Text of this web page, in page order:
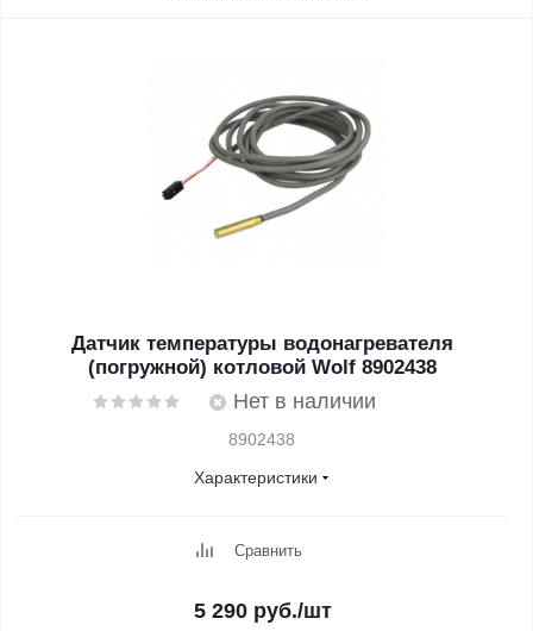
Датчик температуры водонагревателя
(погружной) котловой Wolf 8902438
Нет в наличии
8902438
Характеристики
Сравнить
5 290руб./шт